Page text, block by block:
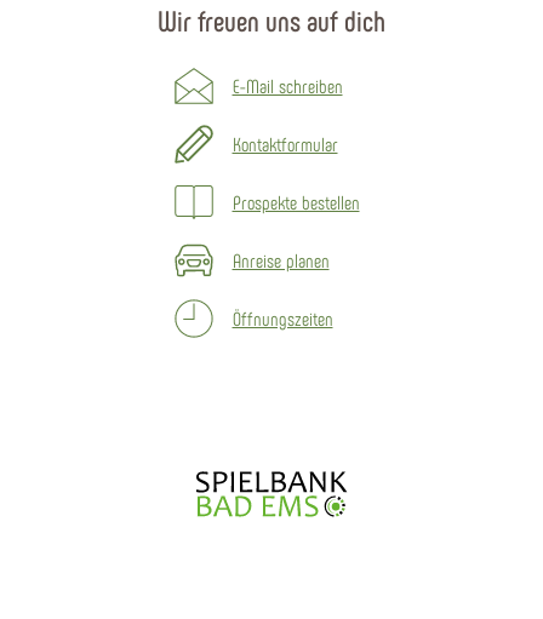
Wir freuen uns auf dich
E-Mail schreiben
Kontaktformular
Prospekte bestellen
Anreise planen
Öffnungszeiten